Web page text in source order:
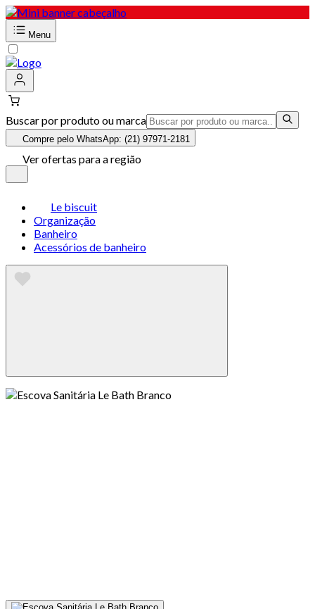
Menu
Buscar por produto ou marca
Compre pelo WhatsApp: (21) 97971-2181
Ver ofertas para a região
Le biscuit
Organização
Banheiro
Acessórios de banheiro